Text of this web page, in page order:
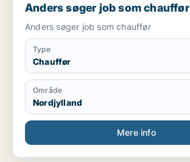
Anders søger job som chauffør
Anders søger job som chauffør
Type
Chauffør
Område
Nordjylland
Mere info